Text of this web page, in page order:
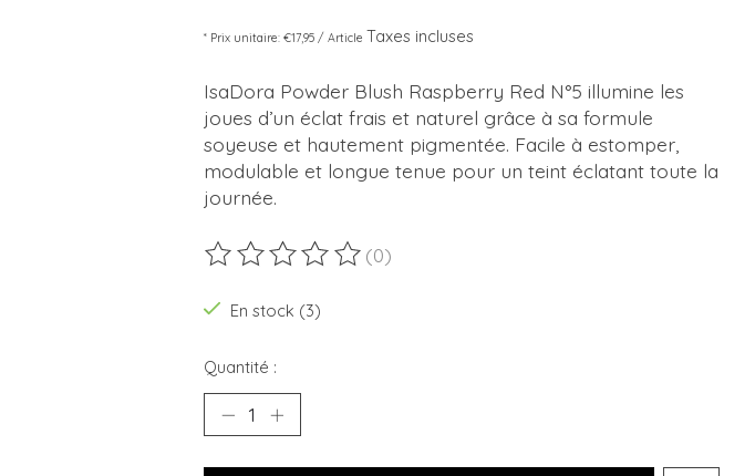
* Prix unitaire: €17,95 / Article Taxes incluses
IsaDora Powder Blush Raspberry Red N°5 illumine les
joues d’un éclat frais et naturel grâce à sa formule
soyeuse et hautement pigmentée. Facile à estomper,
modulable et longue tenue pour un teint éclatant toute la
journée.
Ce produit est évalué à
(0)
En stock (3)
Quantité :